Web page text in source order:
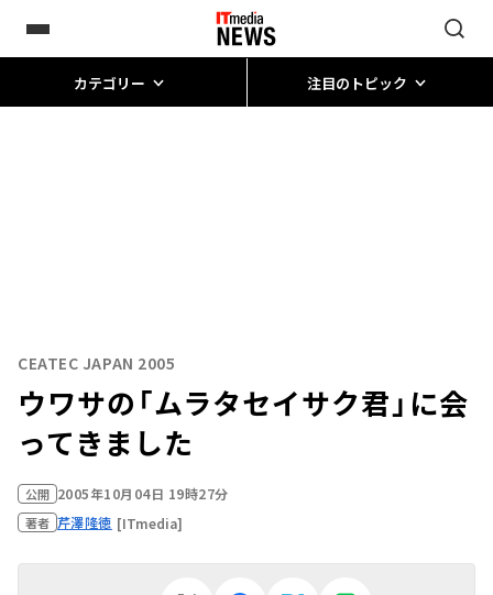
カテゴリー 注目のトピック
CEATEC JAPAN 2005
ウワサの「ムラタセイサク君」に会
ってきました
公開 2005年10月04日 19時27分
著者 芹澤隆徳 [ITmedia]